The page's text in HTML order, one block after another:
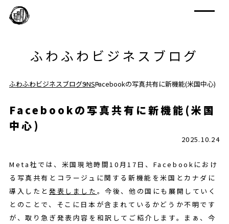
ふわふわビジネスブログ
ふわふわビジネスブログSNSFacebookの写真共有に新機能(米国中心)
Facebookの写真共有に新機能(米国
中心)
2025.10.24
Meta社では、米国現地時間10月17日、Facebookにおけ
る写真共有とコラージュに関する新機能を米国とカナダに
導入したと 発表しました 。今後、他の国にも展開していく
とのことで、そこに日本が含まれているかどうか不明です
が、取り急ぎ発表内容を和訳してご紹介します。まぁ、今